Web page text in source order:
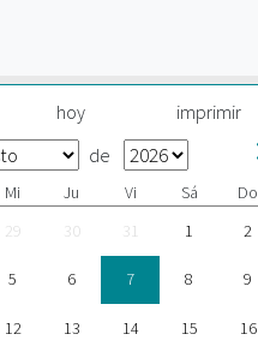
hoy imprimir
de
Mi Ju Vi Sá
Do
29 30 31 1 2
5 6 7 8 9
12 13 14 15 16